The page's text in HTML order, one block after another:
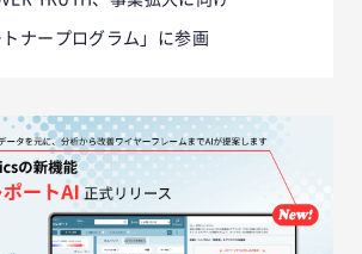
トナープログラム」に参画